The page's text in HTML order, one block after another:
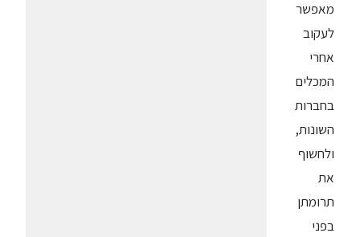
מאפשר
לעקוב
אחרי
המכלים
בחברות
השונות,
ולחשוף
את
תרומתן
בפני